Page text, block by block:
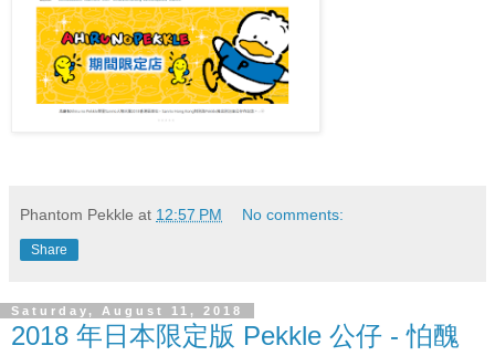
Phantom Pekkle at 12:57 PM No comments:
Share
Saturday, August 11, 2018
2018 年日本限定版 Pekkle 公仔 - 怕醜